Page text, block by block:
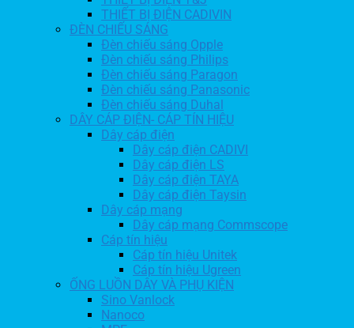
THIẾT BỊ ĐIỆN CADIVIN
ĐÈN CHIẾU SÁNG
Đèn chiếu sáng Opple
Đèn chiếu sáng Philips
Đèn chiếu sáng Paragon
Đèn chiếu sáng Panasonic
Đèn chiếu sáng Duhal
DÂY CÁP ĐIỆN- CÁP TÍN HIỆU
Dây cáp điện
Dây cáp điện CADIVI
Dây cáp điện LS
Dây cáp điện TAYA
Dây cáp điện Taysin
Dây cáp mạng
Dây cáp mạng Commscope
Cáp tín hiệu
Cáp tín hiệu Unitek
Cáp tín hiệu Ugreen
ỐNG LUỒN DÂY VÀ PHỤ KIỆN
Sino Vanlock
Nanoco